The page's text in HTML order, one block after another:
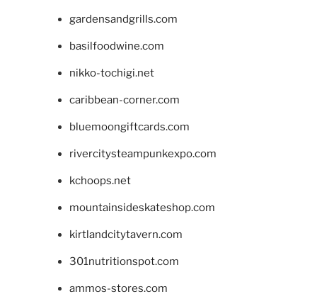
gardensandgrills.com
basilfoodwine.com
nikko-tochigi.net
caribbean-corner.com
bluemoongiftcards.com
rivercitysteampunkexpo.com
kchoops.net
mountainsideskateshop.com
kirtlandcitytavern.com
301nutritionspot.com
ammos-stores.com